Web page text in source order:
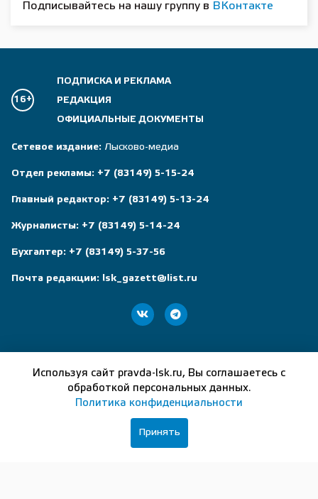
Подписывайтесь на нашу группу в ВКонтакте
16+
ПОДПИСКА И РЕКЛАМА
РЕДАКЦИЯ
ОФИЦИАЛЬНЫЕ ДОКУМЕНТЫ
Сетевое издание: Лысково-медиа
Отдел рекламы: +7 (83149) 5-15-24
Главный редактор: +7 (83149) 5-13-24
Журналисты: +7 (83149) 5-14-24
Бухгалтер: +7 (83149) 5-37-56
Почта редакции: lsk_gazett@list.ru
(83149) 5-13-24
Приволжская правда
г. Лысково, ул.Чернышевского, д.4 корп. 1, пом. 1
Используя сайт pravda-lsk.ru, Вы соглашаетесь с
обработкой персональных данных.
Политика конфиденциальности
Принять